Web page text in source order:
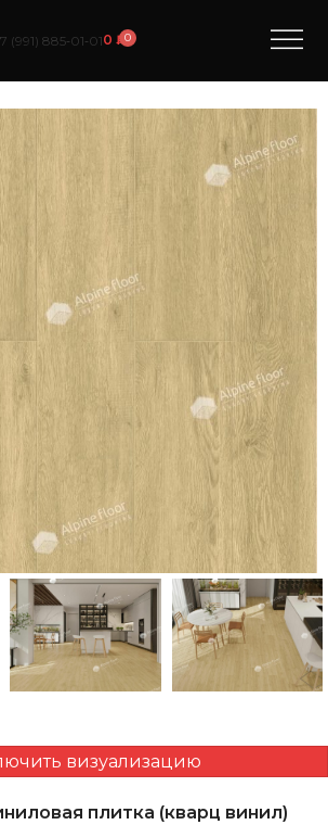
(991) 885‑01‑010₽0
увеличить
визуализацию
плитка (кварц винил)